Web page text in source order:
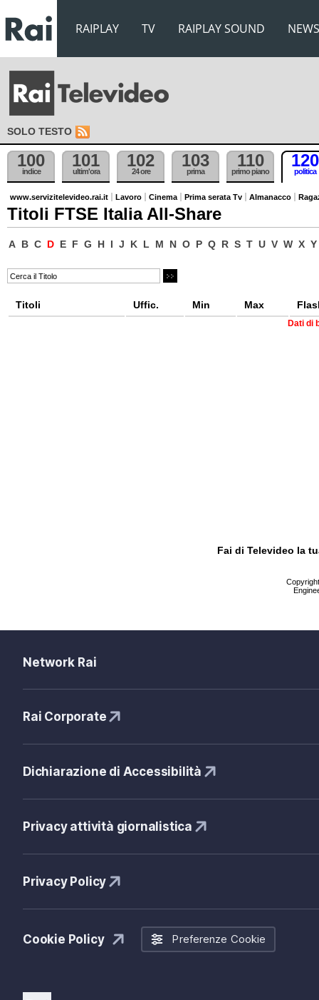
RAIPLAY TV RAIPLAY SOUND NEWS
SOLO TESTO
100
indice
101
ultim'ora
102
24 ore
103
prima
110
primo piano
120
politica
www.servizitelevideo.rai.it Lavoro Cinema Prima serata Tv Almanacco
Titoli FTSE Italia All-Share
A B C D E F G H I J K L M N O P Q R S T U V W X Y
Titoli Uffic. Min Max
Dati di
Fai di Televideo la